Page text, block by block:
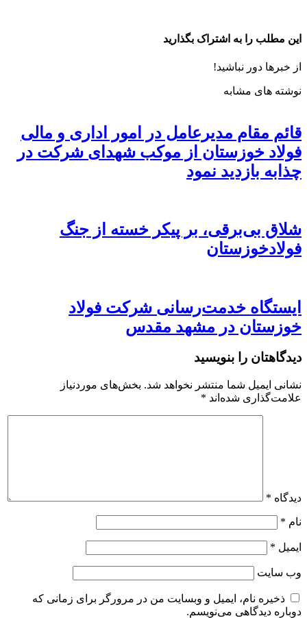
این مطلب را به اشتراک بگذارید
از خبرها دور نباشید!
نوشته های مشابه
قائم مقام مدیرعامل در امور اداری و مالی
فولاد خوزستان از موکب شهدای شرکت در
چذابه بازدید نمود
شلاق‌ بی‌برقی، بر پیکر خسته‌ از جنگ
فولادخوزستان
ایستگاه خدمت‌رسانی شرکت فولاد
خوزستان در مشهد مقدس
دیدگاهتان را بنویسید
نشانی ایمیل شما منتشر نخواهد شد. بخش‌های موردنیاز
علامت‌گذاری شده‌اند *
دیدگاه *
نام *
ایمیل *
وب‌ سایت
ذخیره نام، ایمیل و وبسایت من در مرورگر برای زمانی که
دوباره دیدگاهی می‌نویسم.